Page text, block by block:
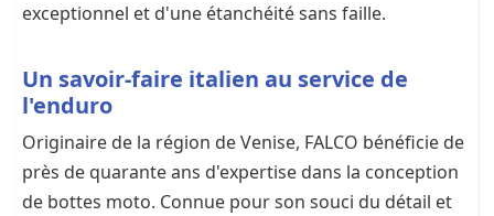
exceptionnel et d'une étanchéité sans faille.
Un savoir-faire italien au service de
l'enduro
Originaire de la région de Venise, FALCO bénéficie de
près de quarante ans d'expertise dans la conception
de bottes moto. Connue pour son souci du détail et